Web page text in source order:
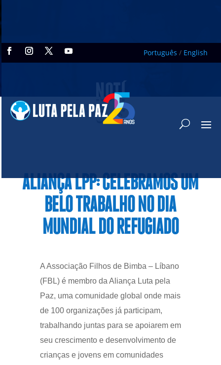
Português / English
NOTÍ
CIAS
ALIANÇA LPP: CELEBRAMOS UM
BELO TRABALHO NO DIA
MUNDIAL DO REFUGIADO
A Associação Filhos de Bimba – Líbano
(FBL) é membro da Aliança Luta pela
Paz, uma comunidade global onde mais
de 100 organizações já participam,
trabalhando juntas para se apoiarem em
seu crescimento e desenvolvimento de
crianças e jovens em comunidades